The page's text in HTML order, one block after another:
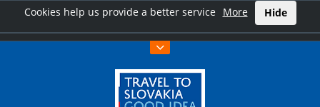
Cookies help us provide a better service More Hide